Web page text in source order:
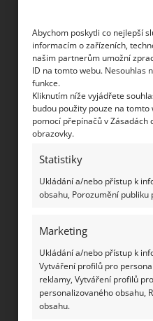
Abychom poskytli co nejlepší
informacím o zařízeních,
našim partnerům umožní
ID na tomto webu. Nesouhlas
funkce.
Kliknutím níže vyjádřete
budou použity pouze na
pomocí přepínačů v Zásadách
obrazovky.
Statistiky
Ukládání a/nebo přístup k
obsahu, Porozumění
Marketing
Ukládání a/nebo přístup k
Vytváření profilů pro
reklamy, Vytváření profilů
personalizovaného obsahu,
obsahu.